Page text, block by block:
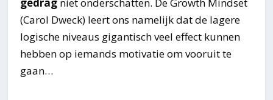
gedrag niet onderschatten. De Growth Mindset
(Carol Dweck) leert ons namelijk dat de lagere
logische niveaus gigantisch veel effect kunnen
hebben op iemands motivatie om vooruit te
gaan…